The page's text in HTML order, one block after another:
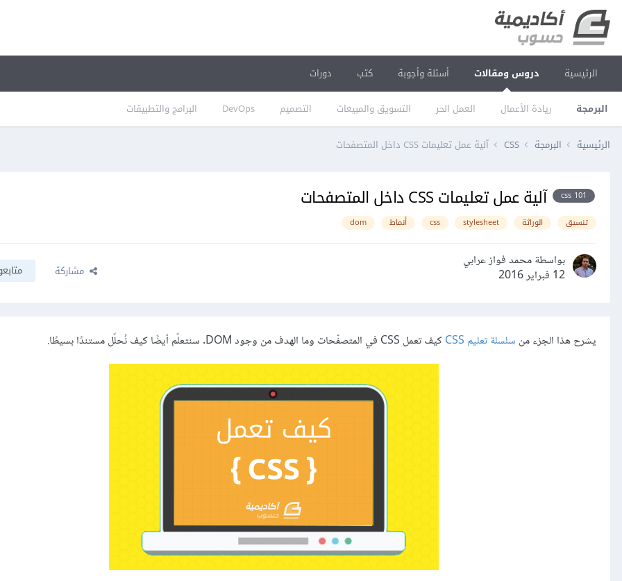
الرئيسية دروس ومقالات
البرمجة ريادة الأعمال العمل الحر التسويق والمبيعات التصميم DevOps البرامج والتطبيقات
أسئلة وأجوبة كتب دورات
الرئيسية البرمجة CSS آلية عمل تعليمات CSS داخل المتصفحات
css 101 آلية عمل تعليمات CSS داخل المتصفحات
تنسيق الوراثة stylesheet
css أنماط dom
بواسطة محمد فواز عرابي
12 فبراير 2016
مشاركة
يشرح هذا الجزء من سلسلة تعليم CSS كيف تعمل CSS في المتصفّحات وما الهدف من وجود DOM. سنتعلّم أيضًا كيف نُحلّل مستندًا بسيطًا.